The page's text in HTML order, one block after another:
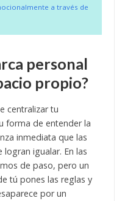
a través de
personal
propio?
centralizar tu
forma de entender la
inmediata que las
igualar. En las
de paso, pero un
tú pones las reglas y
por un